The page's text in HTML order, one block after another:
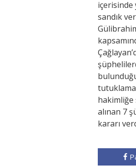
içerisinde
sandık
alınan 7
kararı